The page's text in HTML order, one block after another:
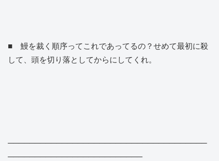
■ 鰻を裁く順序ってこれであってるの？せめて最初に殺
して、頭を切り落としてからにしてくれ。
─────────────────────────────────────
─────────────────────────